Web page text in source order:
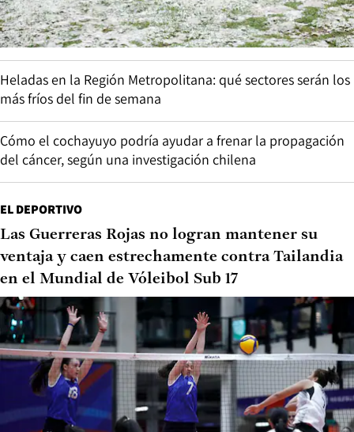
Heladas en la Región Metropolitana: qué sectores serán los
más fríos del fin de semana
Cómo el cochayuyo podría ayudar a frenar la propagación
del cáncer, según una investigación chilena
EL DEPORTIVO
Las Guerreras Rojas no logran mantener su
ventaja y caen estrechamente contra Tailandia
en el Mundial de Vóleibol Sub 17